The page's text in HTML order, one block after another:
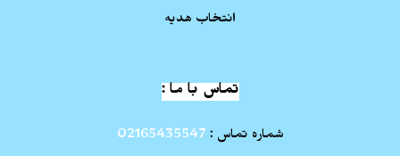
انتخاب هدیه
تماس با ما :
شماره تماس : 02165435547